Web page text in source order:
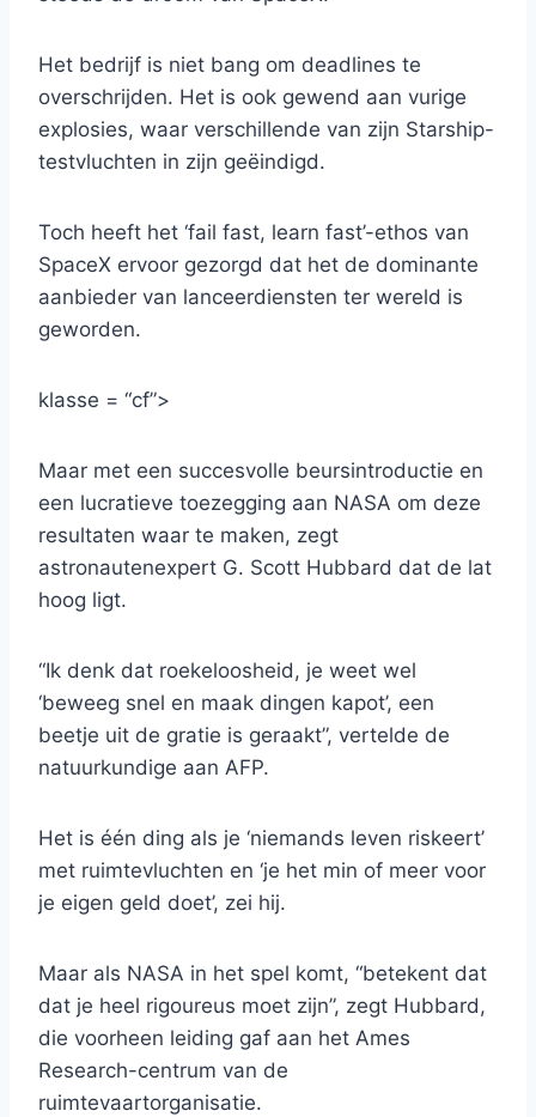
Het bedrijf is niet bang om deadlines te
overschrijden. Het is ook gewend aan vurige
explosies, waar verschillende van zijn Starship-
testvluchten in zijn geëindigd.
Toch heeft het ‘fail fast, learn fast’-ethos van
SpaceX ervoor gezorgd dat het de dominante
aanbieder van lanceerdiensten ter wereld is
geworden.
klasse = “cf”>
Maar met een succesvolle beursintroductie en
een lucratieve toezegging aan NASA om deze
resultaten waar te maken, zegt
astronautenexpert G. Scott Hubbard dat de lat
hoog ligt.
“Ik denk dat roekeloosheid, je weet wel
‘beweeg snel en maak dingen kapot’, een
beetje uit de gratie is geraakt”, vertelde de
natuurkundige aan AFP.
Het is één ding als je ‘niemands leven riskeert’
met ruimtevluchten en ‘je het min of meer voor
je eigen geld doet’, zei hij.
Maar als NASA in het spel komt, “betekent dat
dat je heel rigoureus moet zijn”, zegt Hubbard,
die voorheen leiding gaf aan het Ames
Research-centrum van de
ruimtevaartorganisatie.